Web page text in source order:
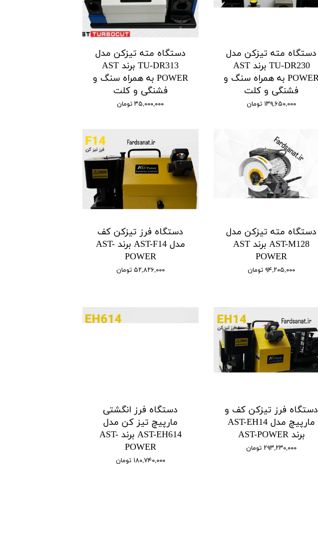
دستگاه مته تیزکن مدل
TU-DR230 برند AST
POWER به همراه سنگ و
فشنگی و کلت
۱۳۹,۶۵۰,۰۰۰ تومان
دستگاه مته تیزکن مدل
TU-DR313 برند AST
POWER به همراه سنگ و
فشنگی و کلت
۳۵,۰۰۰,۰۰۰ تومان
دستگاه مته تیزکن مدل
AST-M128 برند AST
POWER
۹۴,۲۰۵,۰۰۰ تومان
دستگاه فرز تیزکن کف
مدل AST-F14 برند AST-
POWER
۵۲,۸۲۶,۰۰۰ تومان
دستگاه فرز تیزکن کف و
مارپیچ مدل AST-EH14
برند AST-POWER
۲۹۳,۲۳۰,۰۰۰ تومان
دستگاه فرز انگشتی
مارپیچ تیز کن مدل
AST-EH614 برند AST-
POWER
۱۸۰,۷۴۰,۰۰۰ تومان